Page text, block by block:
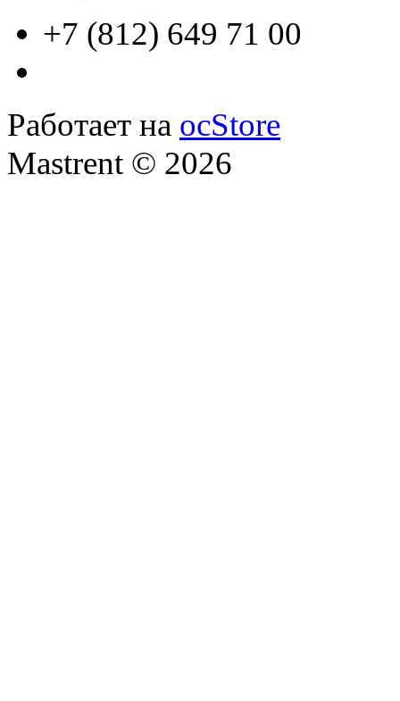
+7 (812) 649 71 00
Работает на ocStore
Mastrent © 2026